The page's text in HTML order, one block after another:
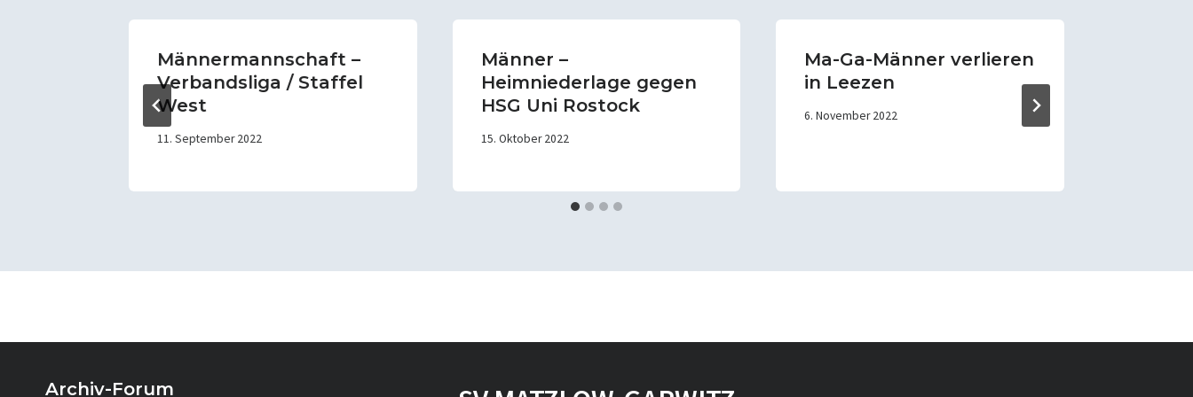
Männermannschaft –
Verbandsliga / Staffel
West
11. September 2022
Männer –
Heimniederlage gegen
HSG Uni Rostock
15. Oktober 2022
Ma-Ga-Männer verlieren
in Leezen
6. November 2022
Archiv-Forum